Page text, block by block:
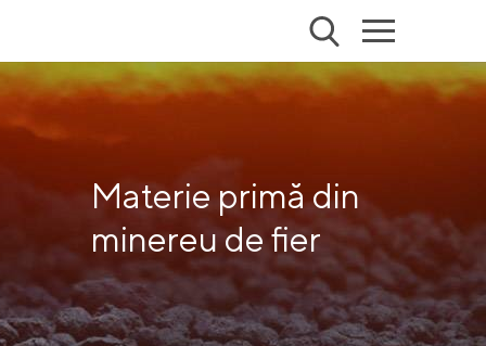
Materie primă din
minereu de fier